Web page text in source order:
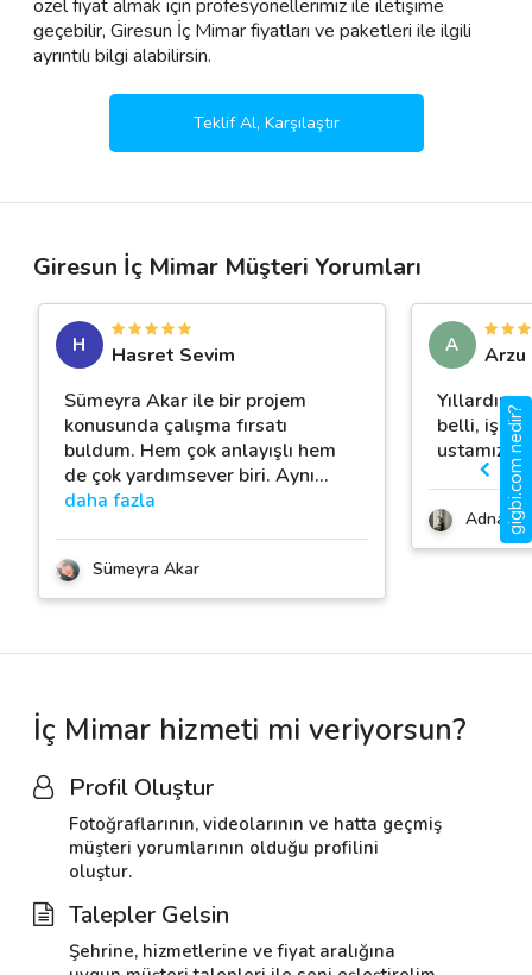
özel fiyat almak için profesyonellerimiz ile iletişime
geçebilir, Giresun İç Mimar fiyatları ve paketleri ile ilgili
ayrıntılı bilgi alabilirsin.
Teklif Al, Karşılaştır
Giresun İç Mimar Müşteri Yorumları
H
Hasret Sevim
Sümeyra Akar ile bir projem
konusunda çalışma fırsatı
buldum. Hem çok anlayışlı hem
de çok yardımsever biri. Aynı…
daha fazla
Sümeyra Akar
A
Arzu
Yıllardır
belli,
ustamız.
Adnan
İç Mimar hizmeti mi veriyorsun?
Profil Oluştur
Fotoğraflarının, videolarının ve hatta geçmiş
müşteri yorumlarının olduğu profilini
oluştur.
Talepler Gelsin
Şehrine, hizmetlerine ve fiyat aralığına
gigbi.com nedir?